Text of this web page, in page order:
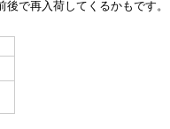
で再入荷してくるかもです。